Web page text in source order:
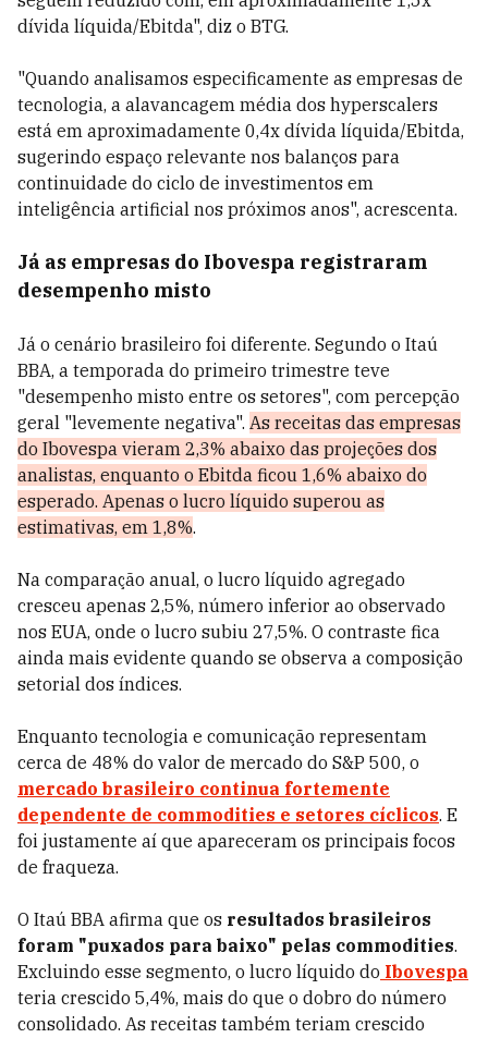
dívida líquida/Ebitda", diz o BTG.
"Quando analisamos especificamente as empresas de
tecnologia, a alavancagem média dos hyperscalers
está em aproximadamente 0,4x dívida líquida/Ebitda,
sugerindo espaço relevante nos balanços para
continuidade do ciclo de investimentos em
inteligência artificial nos próximos anos", acrescenta.
Já as empresas do Ibovespa registraram
desempenho misto
Já o cenário brasileiro foi diferente. Segundo o Itaú
BBA, a temporada do primeiro trimestre teve
"desempenho misto entre os setores", com percepção
geral "levemente negativa". As receitas das empresas
do Ibovespa vieram 2,3% abaixo das projeções dos
analistas, enquanto o Ebitda ficou 1,6% abaixo do
esperado. Apenas o lucro líquido superou as
estimativas, em 1,8%.
Na comparação anual, o lucro líquido agregado
cresceu apenas 2,5%, número inferior ao observado
nos EUA, onde o lucro subiu 27,5%. O contraste fica
ainda mais evidente quando se observa a composição
setorial dos índices.
Enquanto tecnologia e comunicação representam
cerca de 48% do valor de mercado do S&P 500, o
mercado brasileiro continua fortemente
dependente de commodities e setores cíclicos. E
foi justamente aí que apareceram os principais focos
de fraqueza.
O Itaú BBA afirma que os resultados brasileiros
foram "puxados para baixo" pelas commodities.
Excluindo esse segmento, o lucro líquido do Ibovespa
teria crescido 5,4%, mais do que o dobro do número
consolidado. As receitas também teriam crescido